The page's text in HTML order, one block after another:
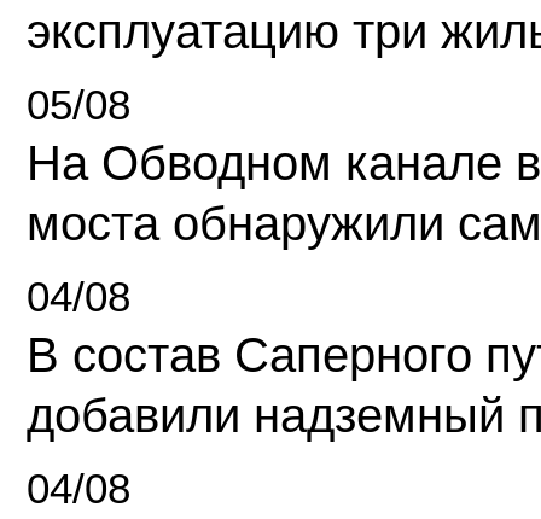
эксплуатацию три
05/08
На Обводном канале
моста обнаружили
04/08
В состав Саперного
добавили надземный
04/08